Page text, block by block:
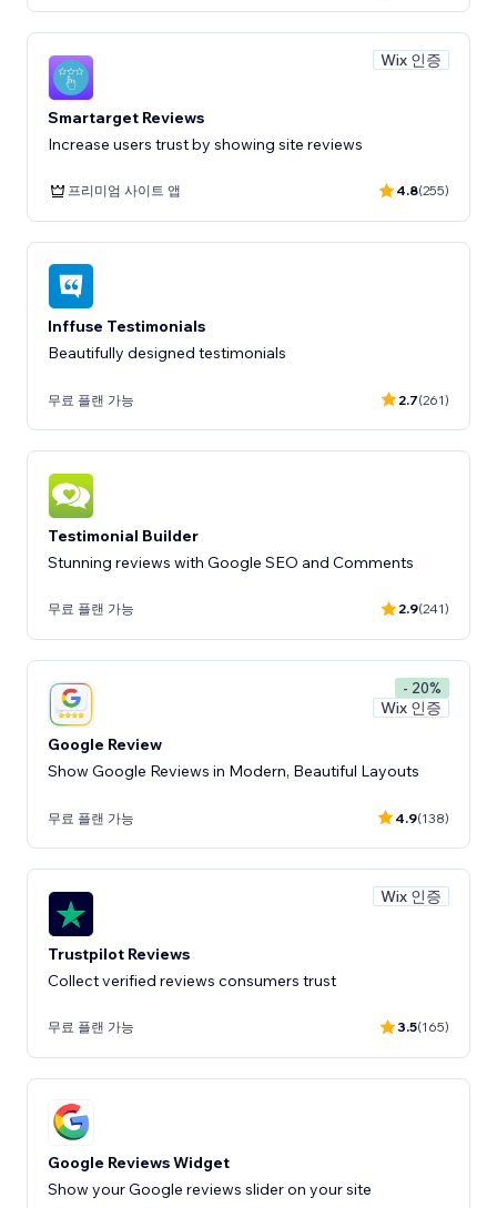
Wix 인증
Smartarget Reviews
Increase users trust by showing site reviews
프리미엄 사이트 앱 4.8(255)
Inffuse Testimonials
Beautifully designed testimonials
무료 플랜 가능 2.7(261)
Testimonial Builder
Stunning reviews with Google SEO and Comments
무료 플랜 가능 2.9(241)
- 20%
Wix 인증
Google Review
Show Google Reviews in Modern, Beautiful Layouts
무료 플랜 가능 4.9(138)
Wix 인증
Trustpilot Reviews
Collect verified reviews consumers trust
무료 플랜 가능 3.5(165)
Google Reviews Widget
Show your Google reviews slider on your site